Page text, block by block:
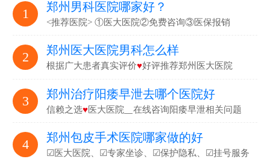
1 郑州男科医院哪家好？
<推荐医院> ①医大医院②免费咨询③医保报销
2 郑州医大医院男科怎么样
根据广大患者真实评价♥好评推荐郑州医大医院
3 郑州治疗阳痿早泄去哪个医院好
信赖之选♥医大医院▁在线咨询阳痿早泄相关问题
4 郑州包皮手术医院哪家做的好
☑医大医院、☑专家坐诊、☑保护隐私、☑挂号服务